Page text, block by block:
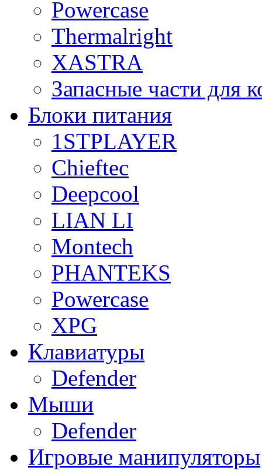
Powercase
Thermalright
XASTRA
Запасные части для
Блоки питания
1STPLAYER
Chieftec
Deepcool
LIAN LI
Montech
PHANTEKS
Powercase
XPG
Клавиатуры
Defender
Мыши
Defender
Игровые манипуляторы